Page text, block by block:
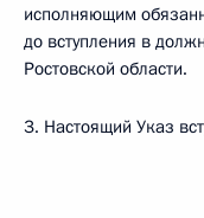
исполняющим
до вступления в
Ростовской области.
3. Настоящий Указ